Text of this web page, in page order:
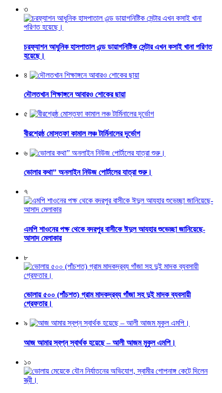
৩
চরফ্যাশন আধুনিক হাসপাতাল এন্ড ডায়াগনিষ্টিক সেন্টার এখন কসাই খানা পরিণত
হয়েছে।
৪
দৌলতখান শিক্ষাঙ্গনে আবারও শোকের ছায়া
৫
বীরশ্রেষ্ঠ মোস্তফা কামাল লঞ্চ টার্মিনালের দূর্ভোগ
৬
ভোলার কথা” অনলাইন নিউজ পোর্টালের যাত্রা শুরু।
৭
এমপি শাওনের পক্ষ থেকে বদরপুর বাসীকে ঈদুল আযহার শুভেচ্ছা জানিয়েছে-
আসাদ মেলাকার
৮
ভোলায় ৫০০ (পাঁচশত) গ্রাম মাদকদ্রব্য গাঁজা সহ দুই মাদক ব্যবসায়ী
গ্রেফতার।
৯
আজ আমার স্বপ্ন স্বার্থক হয়েছে – আলী আজম মুকুল এমপি।
১০